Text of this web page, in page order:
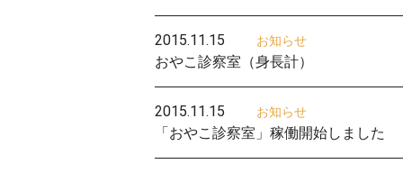
2015.11.15 お知らせ
おやこ診察室（身長計）
2015.11.15 お知らせ
「おやこ診察室」稼働開始しました